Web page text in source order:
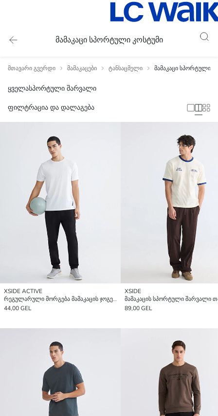
მამაკაცი სპორტული კოსტუმი
მთავარი გვერდი მამაკაცები ტანსაცმელი მამაკაცი სპორტული
ყველასპორტული შარვალი
ფილტრაცია და დალაგება
XSIDE ACTIVE
რეგულარული მორგება მამაკაცის ჯოგერი სპორტული შარვალი
44,00 GEL
XSIDE
89,00 GEL